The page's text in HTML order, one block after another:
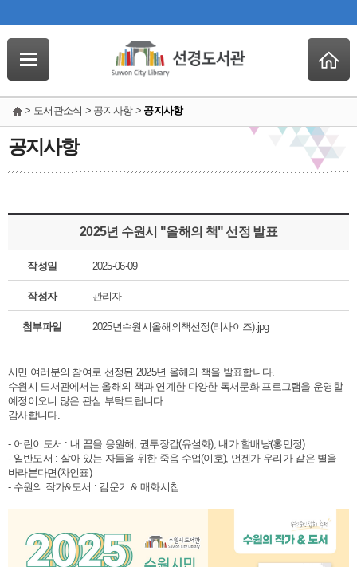
> 도서관소식 > 공지사항 > 공지사항
공지사항
2025년 수원시 "올해의 책" 선정 발표
작성일 2025-06-09
작성자 관리자
첨부파일 2025년수원시올해의책선정(리사이즈).jpg
시민 여러분의 참여로 선정된 2025년 올해의 책을 발표합니다.
수원시 도서관에서는 올해의 책과 연계한 다양한 독서문화 프로그램을 운영할
예정이오니 많은 관심 부탁드립니다.
감사합니다.
- 어린이도서 : 내 꿈을 응원해, 권투장갑(유설화), 내가 할배냥(홍민정)
- 일반도서 : 살아 있는 자들을 위한 죽음 수업(이호), 언젠가 우리가 같은 별을
바라본다면(차인표)
- 수원의 작가&도서 : 김운기 & 매화시첩